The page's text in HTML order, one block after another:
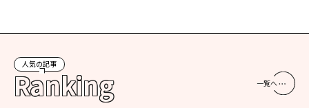
人気の記事
Ranking 一覧へ